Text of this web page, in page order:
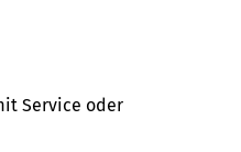
Service oder